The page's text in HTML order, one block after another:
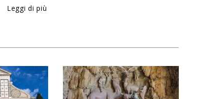
Leggi di più